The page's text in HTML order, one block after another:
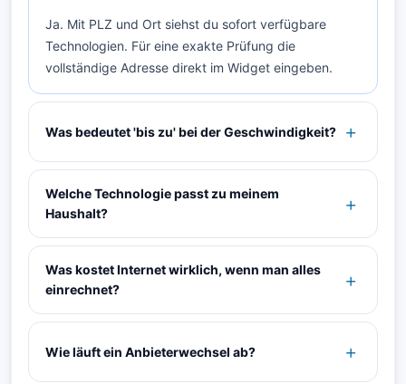
Ja. Mit PLZ und Ort siehst du sofort verfügbare
Technologien. Für eine exakte Prüfung die
vollständige Adresse direkt im Widget eingeben.
Was bedeutet 'bis zu' bei der Geschwindigkeit?
Welche Technologie passt zu meinem
Haushalt?
Was kostet Internet wirklich, wenn man alles
einrechnet?
Wie läuft ein Anbieterwechsel ab?